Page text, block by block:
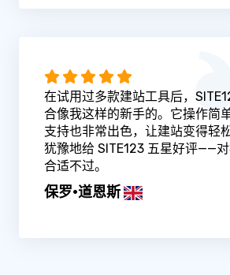
在试用过多款建站工具后，
合像我这样的新手的。它操作简
支持也非常出色，让建站变得轻
犹豫地给 SITE123 五星好评——
合适不过。
保罗·道恩斯